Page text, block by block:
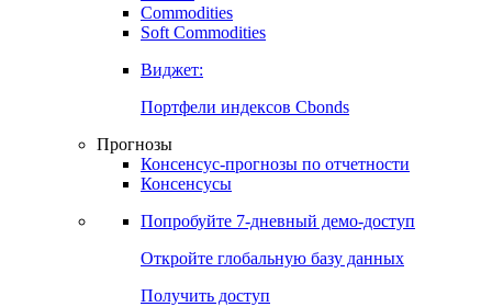
Commodities
Золото
Бензин
Soft Commodities
Виджет:
Портфели индексов Cbonds
Прогнозы
Консенсусы
Попробуйте7-дневный